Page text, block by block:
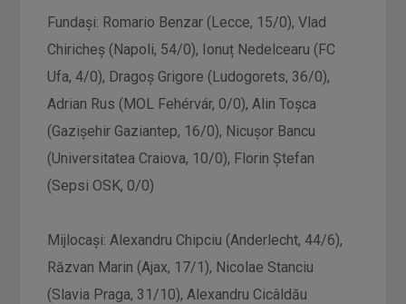
Fundași: Romario Benzar (Lecce, 15/0), Vlad
Chiricheș (Napoli, 54/0), Ionuț Nedelcearu (FC
Ufa, 4/0), Dragoș Grigore (Ludogorets, 36/0),
Adrian Rus (MOL Fehérvár, 0/0), Alin Toșca
(Gazişehir Gaziantep, 16/0), Nicușor Bancu
(Universitatea Craiova, 10/0), Florin Ștefan
(Sepsi OSK, 0/0)
Mijlocași: Alexandru Chipciu (Anderlecht, 44/6),
Răzvan Marin (Ajax, 17/1), Nicolae Stanciu
(Slavia Praga, 31/10), Alexandru Cicâldău